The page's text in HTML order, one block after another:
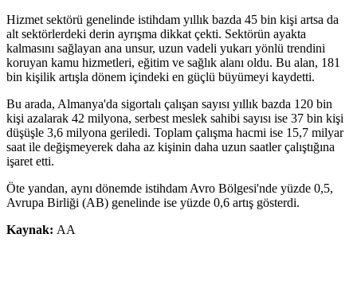
Hizmet sektörü genelinde istihdam yıllık bazda 45 bin kişi artsa da
alt sektörlerdeki derin ayrışma dikkat çekti. Sektörün ayakta
kalmasını sağlayan ana unsur, uzun vadeli yukarı yönlü trendini
koruyan kamu hizmetleri, eğitim ve sağlık alanı oldu. Bu alan, 181
bin kişilik artışla dönem içindeki en güçlü büyümeyi kaydetti.
Bu arada, Almanya'da sigortalı çalışan sayısı yıllık bazda 120 bin
kişi azalarak 42 milyona, serbest meslek sahibi sayısı ise 37 bin kişi
düşüşle 3,6 milyona geriledi. Toplam çalışma hacmi ise 15,7 milyar
saat ile değişmeyerek daha az kişinin daha uzun saatler çalıştığına
işaret etti.
Öte yandan, aynı dönemde istihdam Avro Bölgesi'nde yüzde 0,5,
Avrupa Birliği (AB) genelinde ise yüzde 0,6 artış gösterdi.
Kaynak: AA